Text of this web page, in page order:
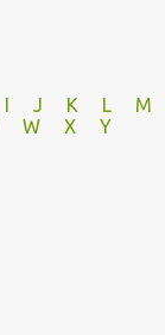
I J K L
M
W X Y